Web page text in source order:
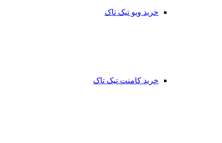
خرید ویو تیک تاک
خرید کامنت تیک تاک